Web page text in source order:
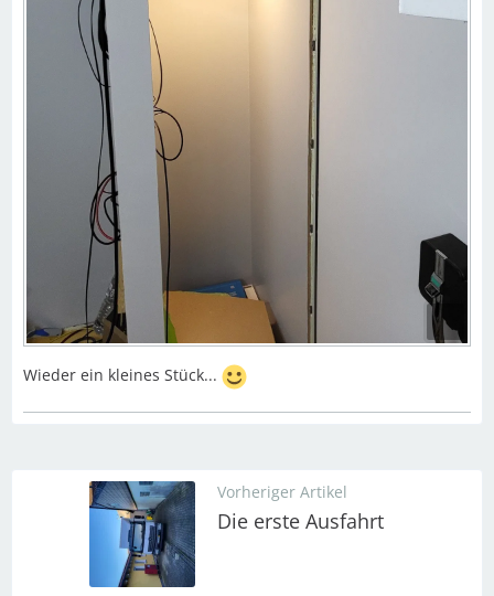
Wieder ein kleines Stück...
Vorheriger Artikel
Die erste Ausfahrt